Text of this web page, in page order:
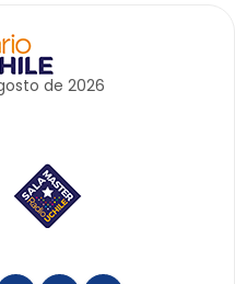
de 2026